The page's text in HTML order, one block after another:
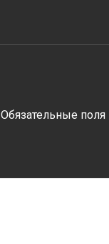
Обязательные